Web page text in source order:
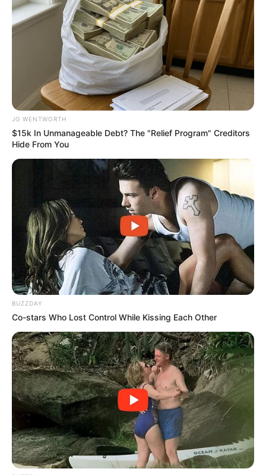
This New Will Give You An Erection After +45
MEDVI
Men 45+ Are Trying This To Perform Better
MEDVI
Feeling Tired? Here's The Trick To Perform Better
JG WENTWORTH
$15k In Unmanageable Debt? The "Relief Program" Creditors
Hide From You
BUZZDAY
Co-stars Who Lost Control While Kissing Each Other